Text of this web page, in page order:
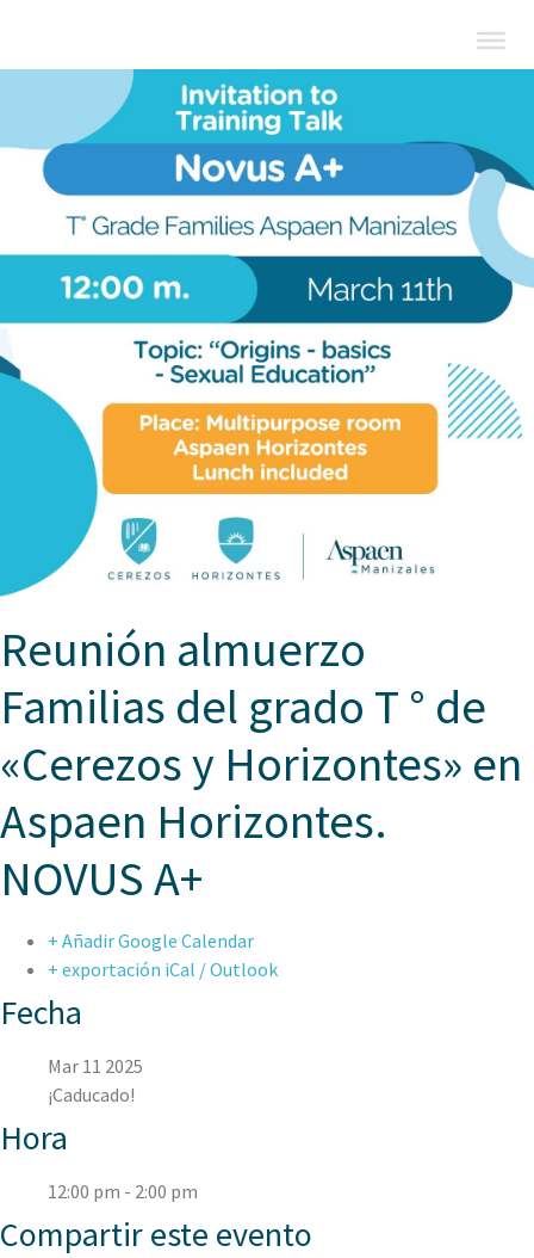
Reunión almuerzo
Familias del grado T ° de
«Cerezos y Horizontes» en
Aspaen Horizontes.
NOVUS A+
+ Añadir Google Calendar
+ exportación iCal / Outlook
Fecha
Mar 11 2025
¡Caducado!
Hora
12:00 pm - 2:00 pm
Compartir este evento